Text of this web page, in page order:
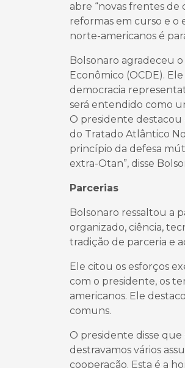
abre “novas frentes de
reformas em curso e o
norte-americanos é
Bolsonaro agradeceu
Econômico (OCDE).
democracia
será entendido como
O presidente destacou
do Tratado Atlântico
princípio da defesa
extra-Otan”, disse
Parcerias
Bolsonaro ressaltou a
organizado, ciência,
tradição de parceria e
Ele citou os esforços
com o presidente, os
americanos. Ele
comuns.
O presidente disse
destravamos vários
cooperação. Esta é a